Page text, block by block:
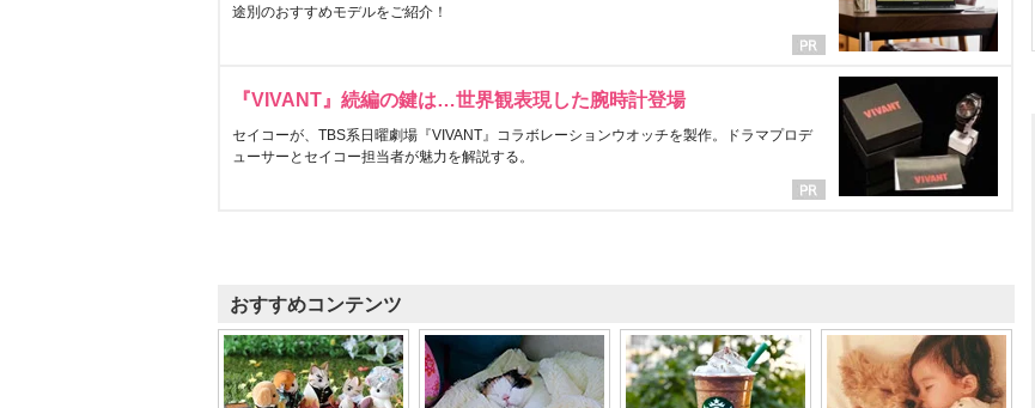
途別のおすすめモデルをご紹介！
『VIVANT』続編の鍵は…世界観表現した腕時計登場
セイコーが、TBS系日曜劇場『VIVANT』コラボレーションウオッチを製作。ドラマプロデ
ューサーとセイコー担当者が魅力を解説する。
おすすめコンテンツ